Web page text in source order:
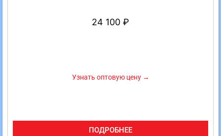
24 100 ₽
Узнать оптовую цену →
ПОДРОБНЕЕ